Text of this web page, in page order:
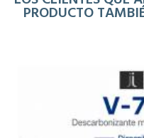
PRODUCTO